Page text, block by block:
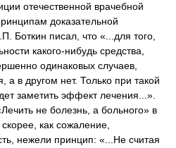
отечественной врачебной
доказательной
Боткин писал, что «...для того,
какого-нибудь средства,
одинаковых случаев,
а в другом нет. Только при такой
заметить эффект лечения...».
не болезнь, а больного» в
как сожаление,
нежели принцип: «...Не считая